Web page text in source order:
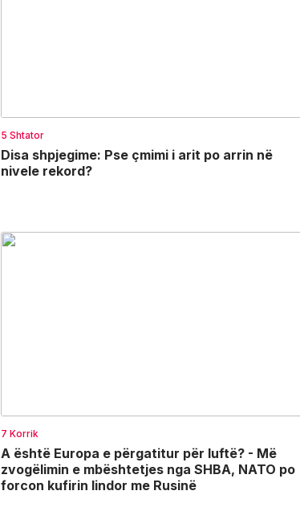
5 Shtator
Disa shpjegime: Pse çmimi i arit po arrin në
nivele rekord?
7 Korrik
A është Europa e përgatitur për luftë? - Më
zvogëlimin e mbështetjes nga SHBA, NATO po
forcon kufirin lindor me Rusinë